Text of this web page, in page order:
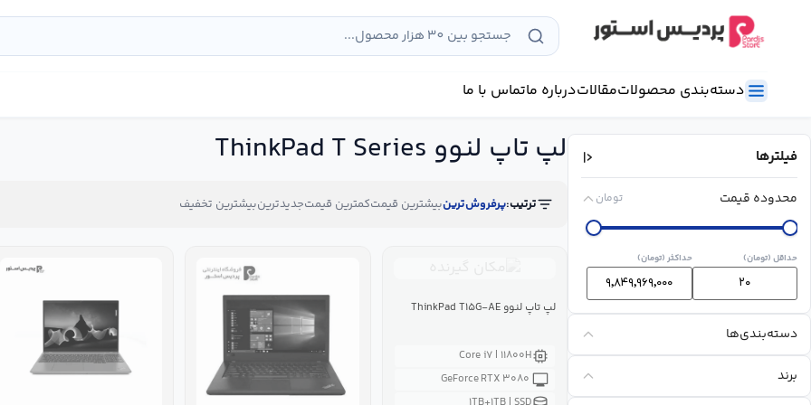
دسته‌بندی محصولاتمقالاتدرباره ماتماس با ما
فیلترها
محدوده قیمت تومان
حداقل (تومان) حداکثر (تومان)
دسته‌بندی‌ها
برند
لپ تاپ لنوو ThinkPad T Series
ترتیب:پرفروش‌ترینبیشترین قیمتکمترین قیمتجدیدترینبیشترین تخفیف
لپ تاپ لنوو ThinkPad T۱۵G-AE
Core i۷ | ۱۱۸۰۰H